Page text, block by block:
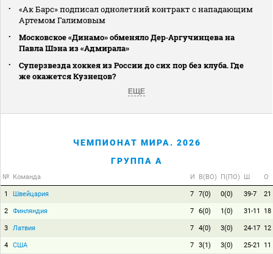
«Ак Барс» подписал однолетний контракт с нападающим
Артемом Галимовым
Московское «Динамо» обменяло Дер‑Аргучинцева на
Павла Шэна из «Адмирала»
Суперзвезда хоккея из России до сих пор без клуба. Где
же окажется Кузнецов?
ЕЩЕ
ЧЕМПИОНАТ МИРА. 2026
ГРУППА A
№ Команда И В(ВО) П(ПО) Ш О
1 Швейцария 7 7(0) 0(0) 39-7 21
2 Финляндия 7 6(0) 1(0) 31-11 18
3 Латвия 7 4(0) 3(0) 24-17 12
4 США 7 3(1) 3(0) 25-21 11